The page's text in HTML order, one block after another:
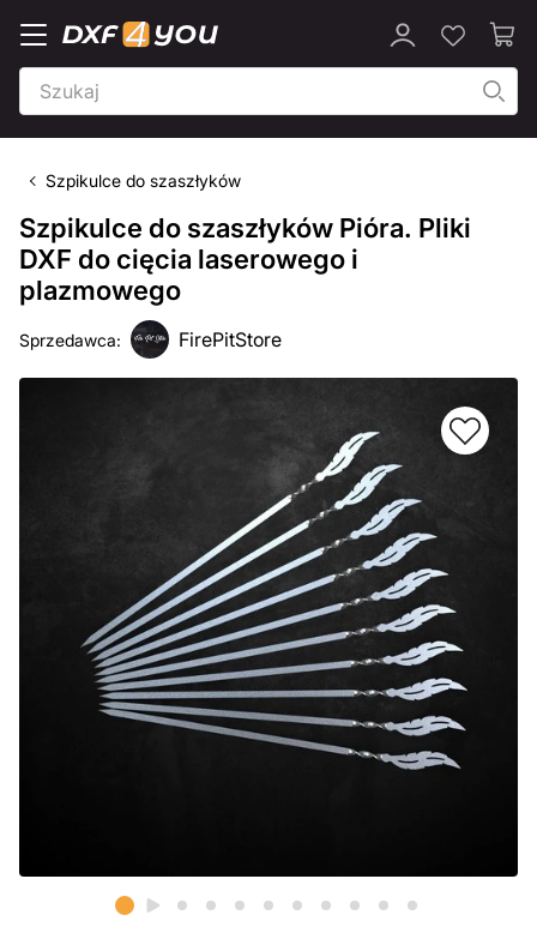
Szpikulce do szaszłyków
Szpikulce do szaszłyków Pióra. Pliki
DXF do cięcia laserowego i
plazmowego
Sprzedawca: FirePitStore